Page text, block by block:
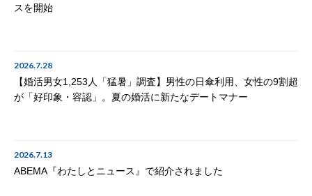
スを開始
2026.7.28
【婚活男女1,253人「猛暑」調査】男性の日傘利用、女性の9割超
が「好印象・容認」。夏の婚活に新たなデートマナー
2026.7.13
ABEMA『わたしとニュース』で紹介されました